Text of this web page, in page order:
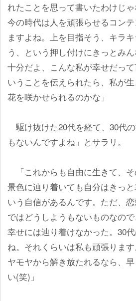
れたことを思って書いたわけじゃ
今の時代は人を頑張らせるコン
ますよね。上を目指そう、キラ
う、という押し付けにきっとみ
十分だよ、こんな私が幸せだっ
いうことを伝えられたら、私が
花を咲かせられるのかな」
駆け抜けた20代を経て、30代
もないんですよね」とサラリ。
「これからも自由に生きて、
景色に辿り着いても自分はきっ
いう自信があるんです。ただ、
ではどうしようもないものなの
幸せには辿り着けなかった。30
ね。それくらいは私も頑張りま
ヤモヤから解き放たれるなら、
い(笑)」